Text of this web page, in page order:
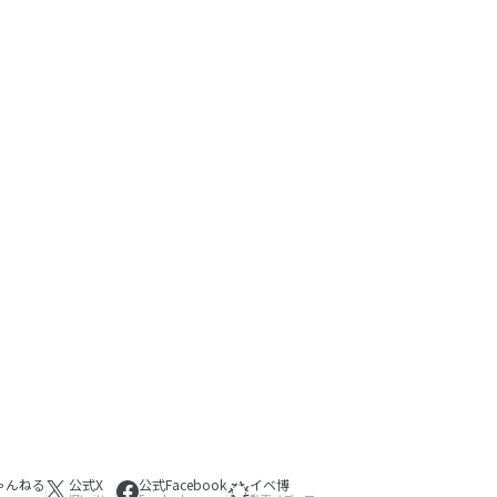
んねる 公式X 公式Facebook イベ博